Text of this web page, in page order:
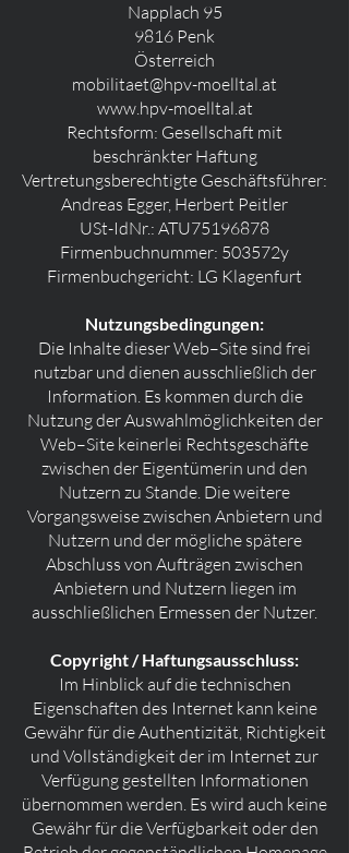
Napplach 95
9816 Penk
Österreich
mobilitaet@hpv-moelltal.at
www.hpv-moelltal.at
Rechtsform: Gesellschaft mit
beschränkter Haftung
Vertretungsberechtigte Geschäftsführer:
Andreas Egger, Herbert Peitler
USt-IdNr.: ATU75196878
Firmenbuchnummer: 503572y
Firmenbuchgericht: LG Klagenfurt
Nutzungsbedingungen:
Die Inhalte dieser Web–Site sind frei
nutzbar und dienen ausschließlich der
Information. Es kommen durch die
Nutzung der Auswahlmöglichkeiten der
Web–Site keinerlei Rechtsgeschäfte
zwischen der Eigentümerin und den
Nutzern zu Stande. Die weitere
Vorgangsweise zwischen Anbietern und
Nutzern und der mögliche spätere
Abschluss von Aufträgen zwischen
Anbietern und Nutzern liegen im
ausschließlichen Ermessen der Nutzer.
Copyright / Haftungsausschluss:
Im Hinblick auf die technischen
Eigenschaften des Internet kann keine
Gewähr für die Authentizität, Richtigkeit
und Vollständigkeit der im Internet zur
Verfügung gestellten Informationen
übernommen werden. Es wird auch keine
Gewähr für die Verfügbarkeit oder den